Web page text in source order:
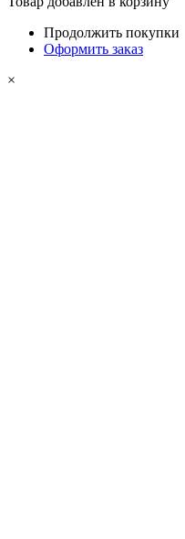
Продолжить покупки
Оформить заказ
×